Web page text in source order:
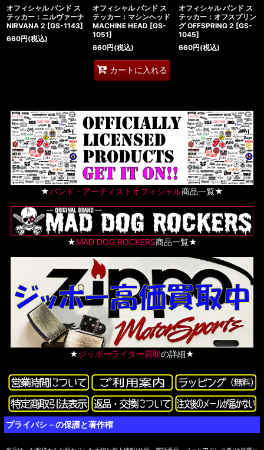
オフィシャル バンド ス
テッカー：ニルヴァーナ
NIRVANA 2 [GS-1143]
660円(税込)
オフィシャル バンド ス
テッカー：マシンヘッド
MACHINE HEAD [GS-
1051]
660円(税込)
カートに入れる
オフィシャル バンド ス
テッカー：オフスプリン
グ OFFSPRING 2 [GS-
1045]
660円(税込)
★バンド・アーティストオフィシャル商品一覧★
★MAD DOG ROCKERS商品一覧★
★ジッポーライター買取の詳細★
プライバシ－の保護と著作権